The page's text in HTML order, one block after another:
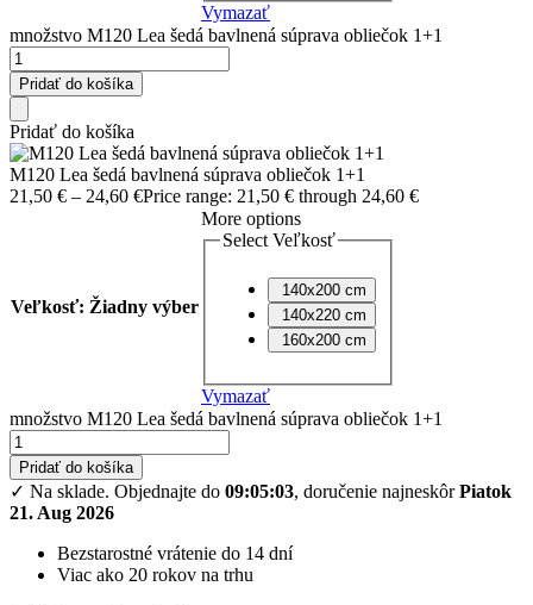
Vymazať
množstvo M120 Lea šedá bavlnená súprava obliečok 1+1
Pridať do košíka
Pridať do košíka
M120 Lea šedá bavlnená súprava obliečok 1+1
21,50 € – 24,60 €Price range: 21,50 € through 24,60 €
Veľkosť: Žiadny výber
More options
Select Veľkosť
140x200 cm
140x220 cm
160x200 cm
Vymazať
množstvo M120 Lea šedá bavlnená súprava obliečok 1+1
Pridať do košíka
✓ Na sklade. Objednajte do 09:05:02, doručenie najneskôrPiatok
21. Aug 2026
Bezstarostné vrátenie do 14 dní
Viac ako 20 rokov na trhu